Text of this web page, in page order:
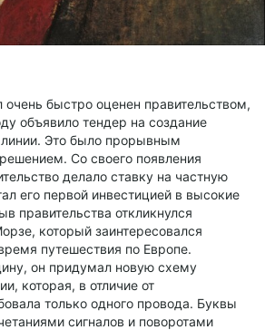
быстро оценен правительством,
объявило тендер на создание
Это было прорывным
Со своего появления
делало ставку на частную
его первой инвестицией в высокие
правительства откликнулся
который заинтересовался
путешествия по Европе.
он придумал новую схему
которая, в отличие от
только одного провода. Буквы
сигналов и поворотами